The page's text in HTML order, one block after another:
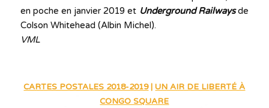
en poche en janvier 2019 et Underground Railwaysde
Colson Whitehead (Albin Michel).
VML
CARTES POSTALES 2018-2019|UN AIR DE LIBERTÉ À
CONGO SQUARE